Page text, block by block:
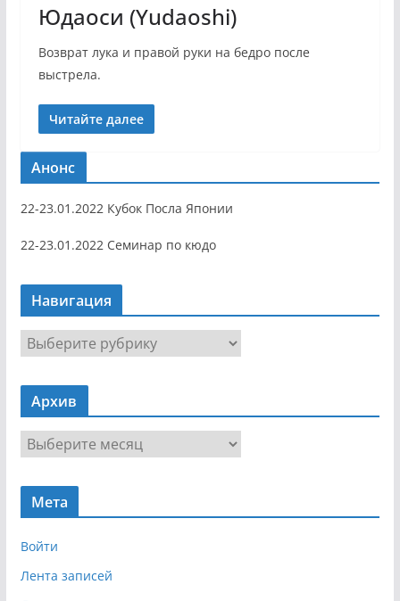
Юдаоси (Yudaoshi)
Возврат лука и правой руки на бедро после
выстрела.
Читайте далее
Анонс
22-23.01.2022 Кубок Посла Японии
22-23.01.2022 Семинар по кюдо
Навигация
Н
а
в
г
я
Архив
р
х
Мета
Войти
Лента записей